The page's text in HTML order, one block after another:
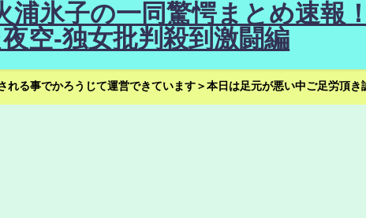
氷子の一同驚愕まとめ速報
空-独女批判殺到激闘編
る事でかろうじて運営できています＞本日は足元が悪い中ご足労頂き